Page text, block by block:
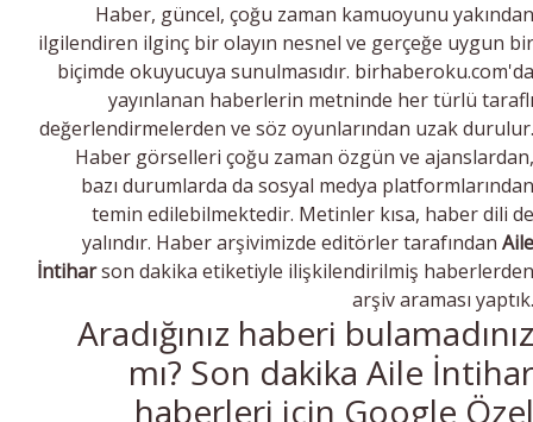
Haber, güncel, çoğu zaman kamuoyunu yakından
ilgilendiren ilginç bir olayın nesnel ve gerçeğe uygun bir
biçimde okuyucuya sunulmasıdır. birhaberoku.com'da
yayınlanan haberlerin metninde her türlü taraflı
değerlendirmelerden ve söz oyunlarından uzak durulur.
Haber görselleri çoğu zaman özgün ve ajanslardan,
bazı durumlarda da sosyal medya platformlarından
temin edilebilmektedir. Metinler kısa, haber dili de
yalındır. Haber arşivimizde editörler tarafından Aile
İntiharson dakika etiketiyle ilişkilendirilmiş haberlerden
arşiv araması yaptık.
Aradığınız haberi bulamadınız
mı? Son dakika Aile İntihar
haberleri için Google Özel